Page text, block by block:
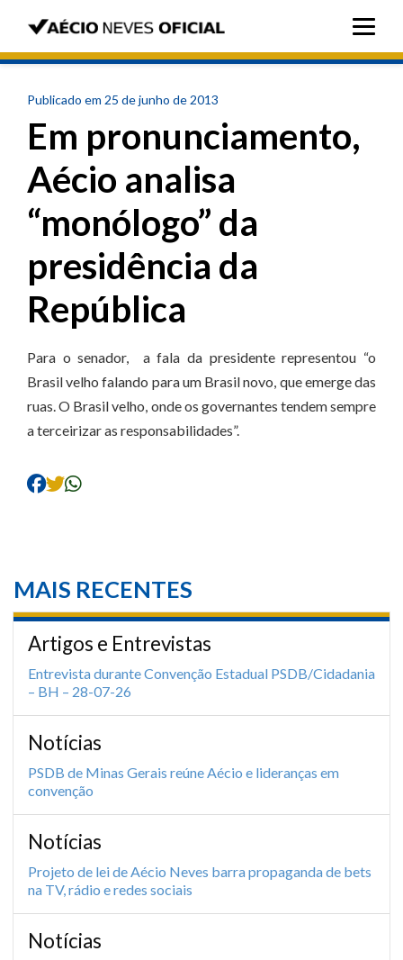
Publicado em 25 de junho de 2013
Em pronunciamento,
Aécio analisa
“monólogo” da
presidência da
República
Para o senador, a fala da presidente representou “o
Brasil velho falando para um Brasil novo, que emerge das
ruas. O Brasil velho, onde os governantes tendem sempre
a terceirizar as responsabilidades”.
MAIS RECENTES
Artigos e Entrevistas
Entrevista durante Convenção Estadual PSDB/Cidadania
– BH – 28-07-26
Notícias
PSDB de Minas Gerais reúne Aécio e lideranças em
convenção
Notícias
Projeto de lei de Aécio Neves barra propaganda de bets
na TV, rádio e redes sociais
Notícias